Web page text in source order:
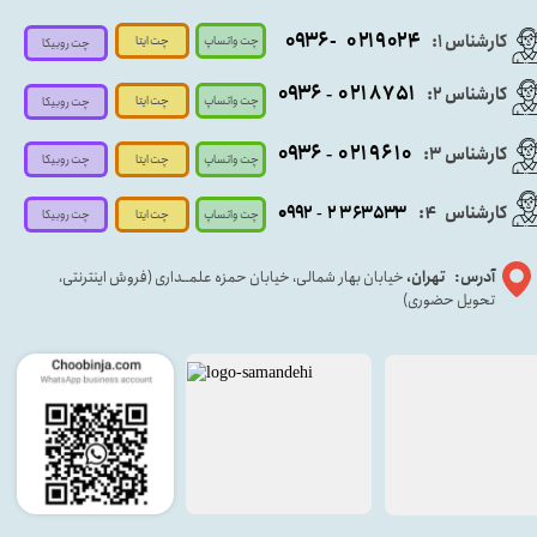
کارشناس ۱: ۰۲۱۹۰۲۴ - ۰۹۳۶
آدرس: تهران، خیابان بهار شمالی، خیابان حمزه علمــداری (فروش اینترنتی،
تحویل حضوری)
کارشناس ۳: ۰۲۱۹۶۱۰ -۰۹۳۶
کارشناس ۲: ۰۲۱۸۷۵۱ - ۰۹۳۶
کارشناس 4
: ۲۳۶۳۵۳۳ - ۰۹۹۲
چت واتساپ
چت واتساپ
چت واتساپ
چت واتساپ
چت ایتا
چت ایتا
چت ایتا
چت ایتا
چت روبیکا
چت روبیکا
چت روبیکا
چت روبیکا